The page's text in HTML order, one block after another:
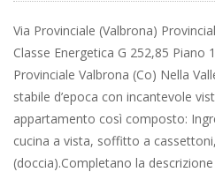
Via Provinciale (Valbrona)
Classe Energetica G 252,85 Piano
Provinciale Valbrona (Co) Nella
stabile d’epoca con incantevole
appartamento così composto:
cucina a vista, soffitto a
(doccia).Completano la